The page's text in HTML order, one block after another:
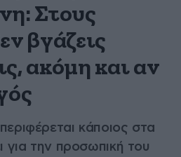
Στους
βγάζεις
ακόμη και αν
κάποιος στα
για την προσωπική του